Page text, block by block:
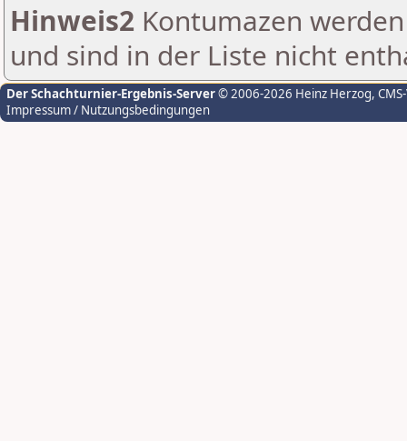
Hinweis2 Kontumazen
und sind in der Liste nicht
Der Schachturnier-Ergebnis-Server© 2006-2026 Heinz Herzog,
Impressum / Nutzungsbedingungen